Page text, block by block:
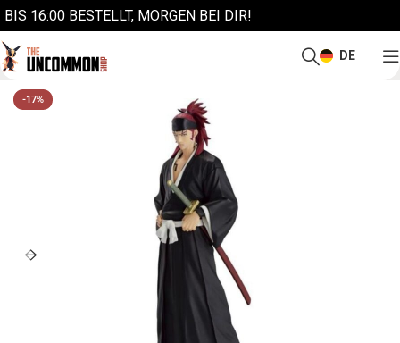
BIS 16:00 BESTELLT, MORGEN BEI DIR!
DE
-17%